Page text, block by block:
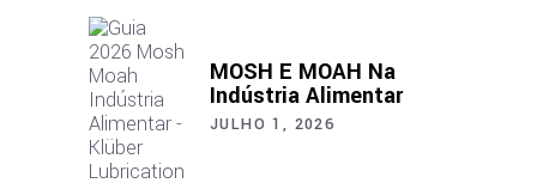
MOSH E MOAH Na
Indústria Alimentar
JULHO 1, 2026